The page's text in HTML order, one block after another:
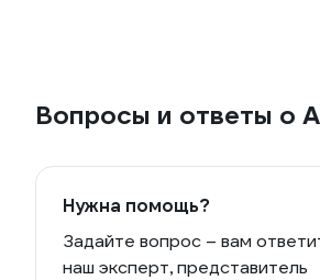
Вопросы и ответы о
Нужна помощь?
Задайте вопрос – вам
наш эксперт, представитель